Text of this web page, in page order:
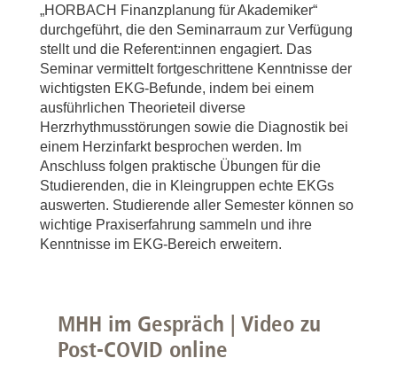
„HORBACH Finanzplanung für Akademiker“
durchgeführt, die den Seminarraum zur Verfügung
stellt und die Referent:innen engagiert. Das
Seminar vermittelt fortgeschrittene Kenntnisse der
wichtigsten EKG-Befunde, indem bei einem
ausführlichen Theorieteil diverse
Herzrhythmusstörungen sowie die Diagnostik bei
einem Herzinfarkt besprochen werden. Im
Anschluss folgen praktische Übungen für die
Studierenden, die in Kleingruppen echte EKGs
auswerten. Studierende aller Semester können so
wichtige Praxiserfahrung sammeln und ihre
Kenntnisse im EKG-Bereich erweitern.
MHH im Gespräch | Video zu
Post-COVID online